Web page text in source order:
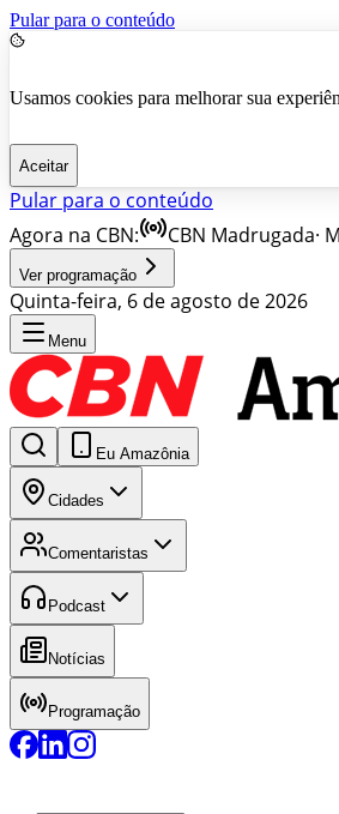
Pular para o conteúdo
Usamos cookies para melhorar sua
Aceitar
Pular para o conteúdo
Agora na CBN:
CBN Madrugada·
Ver programação
Quinta-feira, 6 de agosto de 2026
Menu
Eu Amazônia
Cidades
Comentaristas
Podcast
Notícias
Programação